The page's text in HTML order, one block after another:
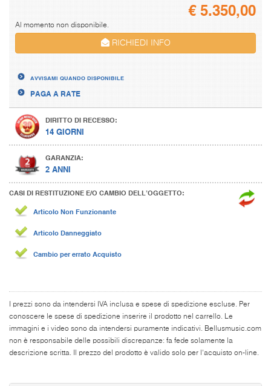
€5.350,00
Al momento non disponibile.
RICHIEDI INFO
AVVISAMI QUANDO DISPONIBILE
PAGA A RATE
DIRITTO DI RECESSO:
14 GIORNI
GARANZIA:
2 ANNI
CASI DI RESTITUZIONE E/O CAMBIO DELL’OGGETTO:
Articolo Non Funzionante
Articolo Danneggiato
Cambio per errato Acquisto
I prezzi sono da intendersi IVA inclusa e spese di spedizione escluse. Per
conoscere le spese di spedizione inserire il prodotto nel carrello. Le
immagini e i video sono da intendersi puramente indicativi. Bellusmusic.com
non è responsabile delle possibili discrepanze: fa fede solamente la
descrizione scritta. Il prezzo del prodotto è valido solo per l'acquisto on-line.